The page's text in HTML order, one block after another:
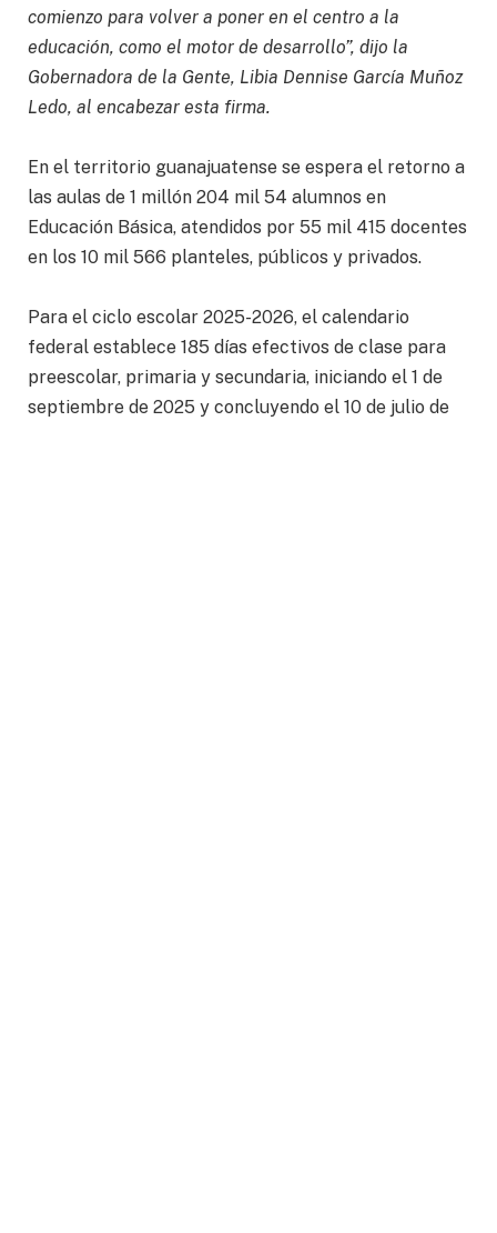
comienzo para volver a poner en el centro a la
educación, como el motor de desarrollo”, dijo la
Gobernadora de la Gente, Libia Dennise García Muñoz
Ledo, al encabezar esta firma.
En el territorio guanajuatense se espera el retorno a
las aulas de 1 millón 204 mil 54 alumnos en
Educación Básica, atendidos por 55 mil 415 docentes
en los 10 mil 566 planteles, públicos y privados.
Para el ciclo escolar 2025-2026, el calendario
federal establece 185 días efectivos de clase para
preescolar, primaria y secundaria, iniciando el 1 de
septiembre de 2025 y concluyendo el 10 de julio de